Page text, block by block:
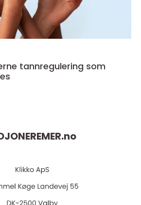
tannregulering som
no